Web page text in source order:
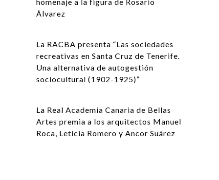
Álvarez
La RACBA presenta “Las sociedades
recreativas en Santa Cruz de Tenerife.
Una alternativa de autogestión
sociocultural (1902-1925)”
La Real Academia Canaria de Bellas
Artes premia a los arquitectos Manuel
Roca, Leticia Romero y Ancor Suárez